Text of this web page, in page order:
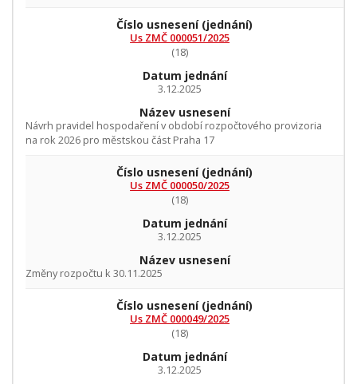
Číslo usnesení(jednání)
Us ZMČ 000051/2025
(18)
Datum jednání
3.12.2025
Název usnesení
Návrh pravidel hospodaření v období rozpočtového provizoria
na rok 2026 pro městskou část Praha 17
Číslo usnesení(jednání)
Us ZMČ 000050/2025
(18)
Datum jednání
3.12.2025
Název usnesení
Změny rozpočtu k 30.11.2025
Číslo usnesení(jednání)
Us ZMČ 000049/2025
(18)
Datum jednání
3.12.2025